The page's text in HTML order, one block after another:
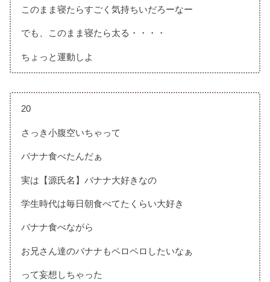
このまま寝たらすごく気持ちいだろーなー
でも、このまま寝たら太る・・・・
ちょっと運動しよ
20
さっき小腹空いちゃって
バナナ食べたんだぁ
実は【源氏名】バナナ大好きなの
学生時代は毎日朝食べてたくらい大好き
バナナ食べながら
お兄さん達のバナナもペロペロしたいなぁ
って妄想しちゃった